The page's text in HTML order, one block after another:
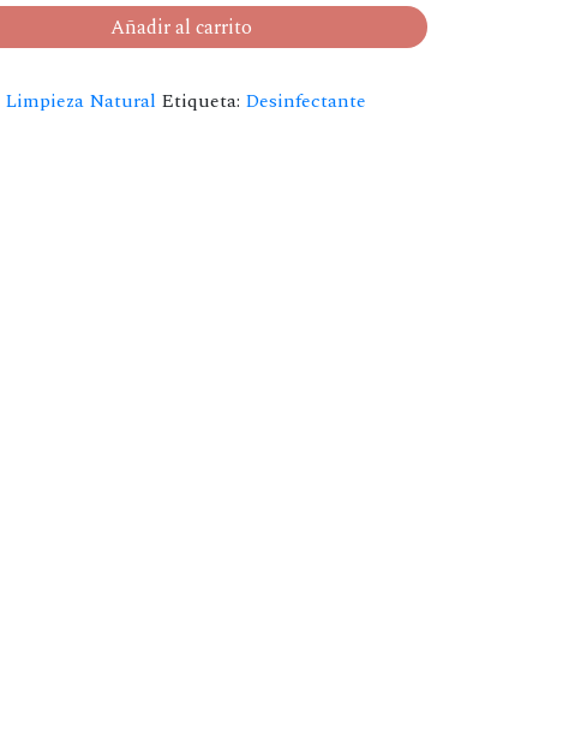
Añadir al carrito
Limpieza Natural Etiqueta: Desinfectante